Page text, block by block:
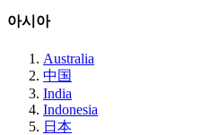
아시아
Australia
中国
India
Indonesia
日本